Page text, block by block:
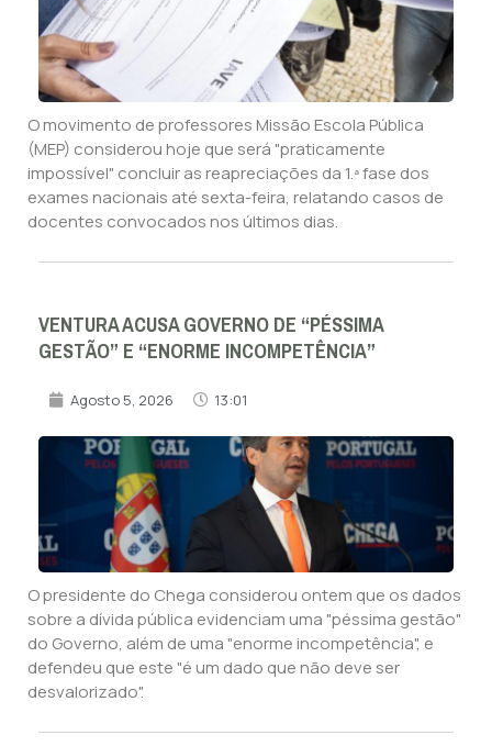
O movimento de professores Missão Escola Pública
(MEP) considerou hoje que será "praticamente
impossível" concluir as reapreciações da 1.ª fase dos
exames nacionais até sexta-feira, relatando casos de
docentes convocados nos últimos dias.
VENTURA ACUSA GOVERNO DE “PÉSSIMA
GESTÃO” E “ENORME INCOMPETÊNCIA”
Agosto 5, 2026 13:01
O presidente do Chega considerou ontem que os dados
sobre a dívida pública evidenciam uma "péssima gestão"
do Governo, além de uma "enorme incompetência", e
defendeu que este "é um dado que não deve ser
desvalorizado".